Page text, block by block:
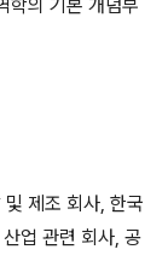
학의 기본 개념부
제조 회사, 한국
업 관련 회사, 공